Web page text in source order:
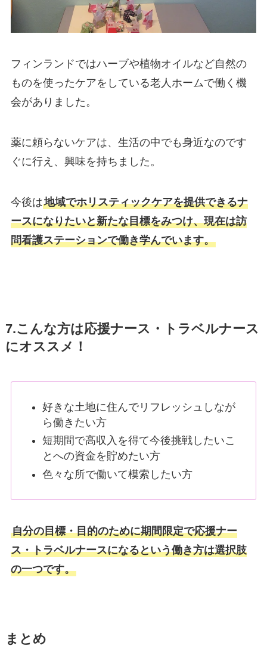
フィンランドではハーブや植物オイルなど自然の
ものを使ったケアをしている老人ホームで働く機
会がありました。
薬に頼らないケアは、生活の中でも身近なのです
ぐに行え、興味を持ちました。
今後は地域でホリスティックケアを提供できるナ
ースになりたいと新たな目標をみつけ、現在は訪
問看護ステーションで働き学んでいます。
7.こんな方は応援ナース・トラベルナース
にオススメ！
好きな土地に住んでリフレッシュしなが
ら働きたい方
短期間で高収入を得て今後挑戦したいこ
とへの資金を貯めたい方
色々な所で働いて模索したい方
自分の目標・目的のために期間限定で応援ナー
ス・トラベルナースになるという働き方は選択肢
の一つです。
まとめ